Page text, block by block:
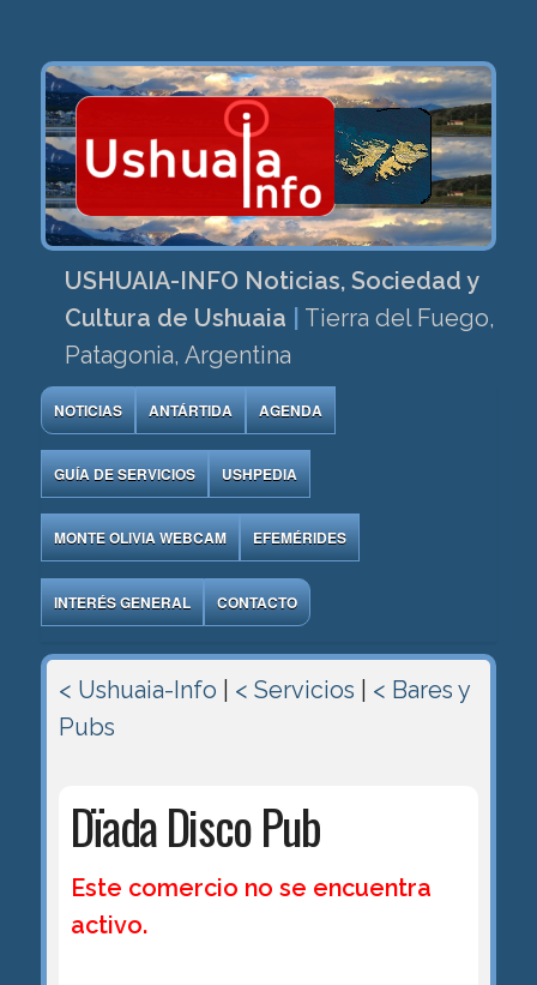
USHUAIA-INFO Noticias, Sociedad y
Cultura de Ushuaia
Tierra del Fuego,
Patagonia, Argentina
NOTICIAS ANTÁRTIDA AGENDA
GUÍA DE SERVICIOS USHPEDIA
MONTE OLIVIA WEBCAM EFEMÉRIDES
INTERÉS GENERAL CONTACTO
< Ushuaia-Info < Servicios
< Bares y
Pubs
Dïada Disco Pub
Este comercio no se encuentra
activo.